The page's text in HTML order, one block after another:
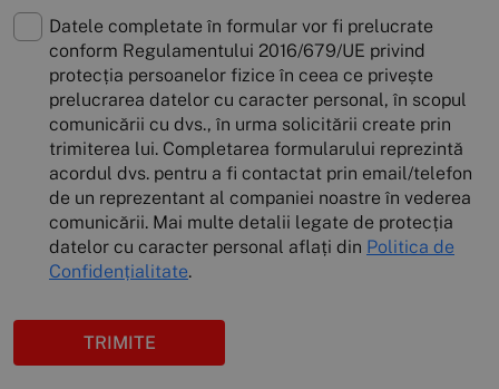
Datele completate în formular vor fi prelucrate
conform Regulamentului 2016/679/UE privind
protecția persoanelor fizice în ceea ce privește
prelucrarea datelor cu caracter personal, în scopul
comunicării cu dvs., în urma solicitării create prin
trimiterea lui. Completarea formularului reprezintă
acordul dvs. pentru a fi contactat prin email/telefon
de un reprezentant al companiei noastre în vederea
comunicării. Mai multe detalii legate de protecția
datelor cu caracter personal aflați din Politica de
Confidențialitate.
TRIMITE